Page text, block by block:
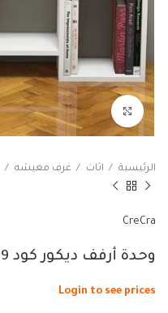
Click to enlarge
الرئيسية اثاث غرف معيشه
CreCra
وحدة أرفف ديكور كود S09
Login to see prices